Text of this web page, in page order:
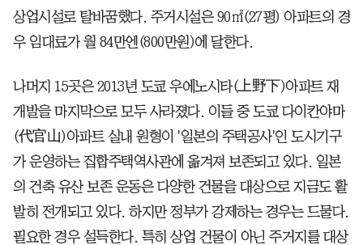
상업시설로 탈바꿈했다. 주거시설은 90㎡(27평) 아파트의 경
우 임대료가 월 84만엔(800만원)에 달한다.
나머지 15곳은 2013년 도쿄 우에노시타(上野下)아파트 재
개발을 마지막으로 모두 사라졌다. 이들 중 도쿄 다이칸야마
(代官山)아파트 실내 원형이 '일본의 주택공사'인 도시기구
가 운영하는 집합주택역사관에 옮겨져 보존되고 있다. 일본
의 건축 유산 보존 운동은 다양한 건물을 대상으로 지금도 활
발히 전개되고 있다. 하지만 정부가 강제하는 경우는 드물다.
필요한 경우 설득한다. 특히 상업 건물이 아닌 주거지를 대상